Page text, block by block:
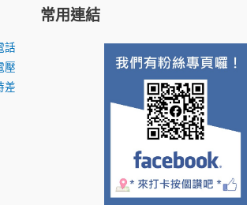
常用連結
話
壓
差